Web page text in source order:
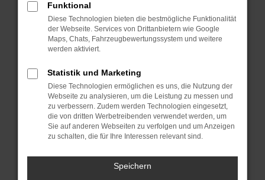
verhindern. Funktioniert die Seite in einem
anderen Browser oder in einem privaten
Fenster?
Starte dein Gerät neu.
Probleme zu beheben.
Stelle sicher, dass dein Browser und dein
Betriebssystem auf dem neuesten Stand
sind.
Veraltete Software birgt nicht nur ein
führen, dass bestimmte Funktionen nicht mehr
Funktional
Diese Technologien bieten die bestmögliche Funktionalität
der Webseite. Services von Drittanbietern wie Google
Maps, Chats, Fahrzeugbewertungssystem und weitere
werden aktiviert.
Statistik und Marketing
Diese Technologien ermöglichen es uns, die Nutzung der
Webseite zu analysieren, um die Leistung zu messen und
zu verbessern. Zudem werden Technologien eingesetzt,
die von dritten Werbetreibenden verwendet werden, um
Sie auf anderen Webseiten zu verfolgen und um Anzeigen
zu schalten, die für Ihre Interessen relevant sind.
Speichern